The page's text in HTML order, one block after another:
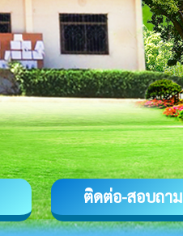
ติดต่อ-สอบถาม